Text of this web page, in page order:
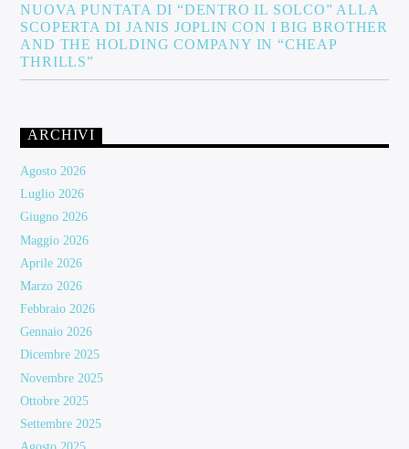
NUOVA PUNTATA DI “DENTRO IL SOLCO” ALLA
SCOPERTA DI JANIS JOPLIN CON I BIG BROTHER
AND THE HOLDING COMPANY IN “CHEAP
THRILLS”
ARCHIVI
Agosto 2026
Luglio 2026
Giugno 2026
Maggio 2026
Aprile 2026
Marzo 2026
Febbraio 2026
Gennaio 2026
Dicembre 2025
Novembre 2025
Ottobre 2025
Settembre 2025